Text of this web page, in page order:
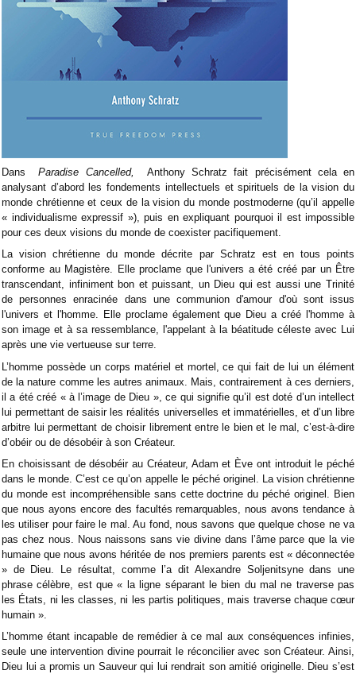
DansParadise Cancelled,
Anthony Schratz fait précisément cela en
analysant d’abord les fondements intellectuels et spirituels de la vision du
monde chrétienne et ceux de la vision du monde postmoderne (qu’il appelle
« individualisme expressif »), puis en expliquant pourquoi il est impossible
pour ces deux visions du monde de coexister pacifiquement.
La vision chrétienne du monde décrite par Schratz est en tous points
conforme au Magistère. Elle proclame que l'univers a été créé par un Être
transcendant, infiniment bon et puissant, un Dieu qui est aussi une Trinité
de personnes enracinée dans une communion d'amour d'où sont issus
l'univers et l'homme. Elle proclame également que Dieu a créé l'homme à
son image et à sa ressemblance, l'appelant à la béatitude céleste avec Lui
après une vie vertueuse sur terre.
L’homme possède un corps matériel et mortel, ce qui fait de lui un élément
de la nature comme les autres animaux. Mais, contrairement à ces derniers,
il a été créé « à l’image de Dieu », ce qui signifie qu’il est doté d’un intellect
lui permettant de saisir les réalités universelles et immatérielles, et d’un libre
arbitre lui permettant de choisir librement entre le bien et le mal, c’est-à-dire
d’obéir ou de désobéir à son Créateur.
En choisissant de désobéir au Créateur, Adam et Ève ont introduit le péché
dans le monde. C’est ce qu’on appelle le péché originel. La vision chrétienne
du monde est incompréhensible sans cette doctrine du péché originel. Bien
que nous ayons encore des facultés remarquables, nous avons tendance à
les utiliser pour faire le mal. Au fond, nous savons que quelque chose ne va
pas chez nous. Nous naissons sans vie divine dans l’âme parce que la vie
humaine que nous avons héritée de nos premiers parents est « déconnectée
» de Dieu. Le résultat, comme l’a dit Alexandre Soljenitsyne dans une
phrase célèbre, est que « la ligne séparant le bien du mal ne traverse pas
les États, ni les classes, ni les partis politiques, mais traverse chaque cœur
humain ».
L’homme étant incapable de remédier à ce mal aux conséquences infinies,
seule une intervention divine pourrait le réconcilier avec son Créateur. Ainsi,
Dieu lui a promis un Sauveur qui lui rendrait son amitié originelle. Dieu s’est